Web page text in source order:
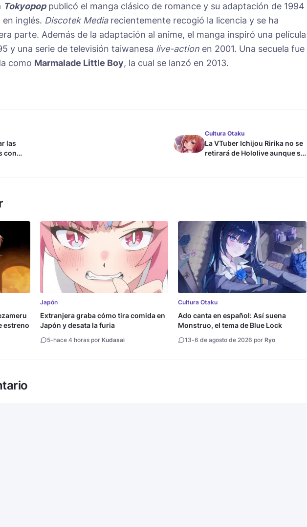
Tokyopoppublicó el manga clásico de romance y su adaptación de 1994
en inglés. Discotek Mediarecientemente recogió la licencia y se ha
parte. Además de la adaptación al anime, el manga inspiró una película
y una serie de televisión taiwanesa live-action en 2001. Una secuela fue
como Marmalade Little Boy, la cual se lanzó en 2013.
las
con
Cultura Otaku
La VTuber Ichijou Ririka no se
retirará de Hololive aunque se
estreno
Japón
Extranjera graba cómo tira comida en
Japón y desata la furia
5-hace 4 horas por Kudasai
Cultura Otaku
Ado canta en español: Así suena
Monstruo, el tema de Blue Lock
13-6 de agosto de 2026 por Ryo